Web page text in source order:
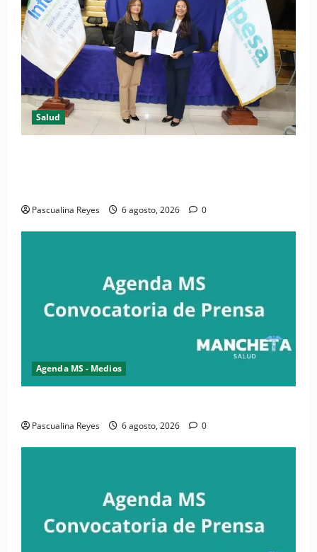
Salud
Pascualina Reyes 6 agosto, 2026 0
Agenda MS - Medios
Pascualina Reyes 6 agosto, 2026 0